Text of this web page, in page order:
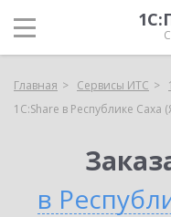
Главная Сервисы ИТС
1С:Share в Республике Саха
в